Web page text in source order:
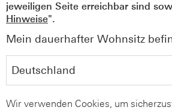
jeweiligen Seite erreichbar sind
Hinweise".
Mein dauerhafter Wohnsitz
Wir verwenden Cookies, um